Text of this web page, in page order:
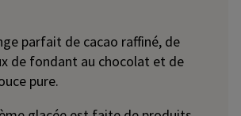
parfait de cacao raffiné, de
de fondant au chocolat et de
pure.